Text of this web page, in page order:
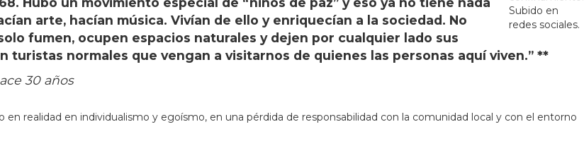
Subido en
redes sociales.
arte, hacían música. Vivían de ello y enriquecían a la sociedad. No
fumen, ocupen espacios naturales y dejen por cualquier lado sus
normales que vengan a visitarnos de quienes las personas aquí viven.” **
30 años
realidad en individualismo y egoísmo, en una pérdida de responsabilidad con la comunidad local y con el entorno